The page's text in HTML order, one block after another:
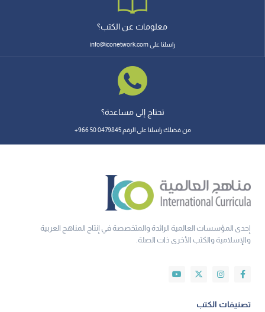
معلومات عن الكتب؟
راسلنا على info@iconetwork.com
تحتاج إلى مساعدة؟
من فضلك راسلنا على الرقم 0479845 50 966+
إحدى المؤسسات العالمية الرائدة والمتخصصة في إنتاج المناهج العربية
والإسلامية والكتب الأخرى ذات الصلة.
تصنيفات الكتب